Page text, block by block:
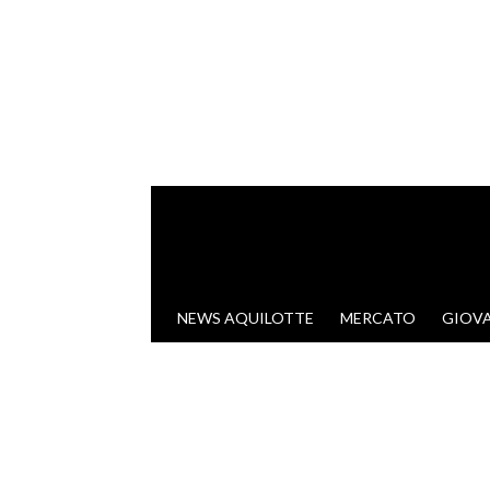
VAI AL CONTENUTO
NEWS AQUILOTTE MERCATO